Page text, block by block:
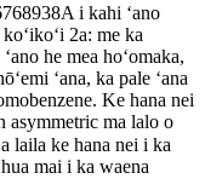
i kahi ʻano
2a: me ka
he mea hoʻomaka,
ʻana, ka pale ʻana
Ke hana nei
asymmetric ma lalo o
laila ke hana nei i ka
mai i ka waena